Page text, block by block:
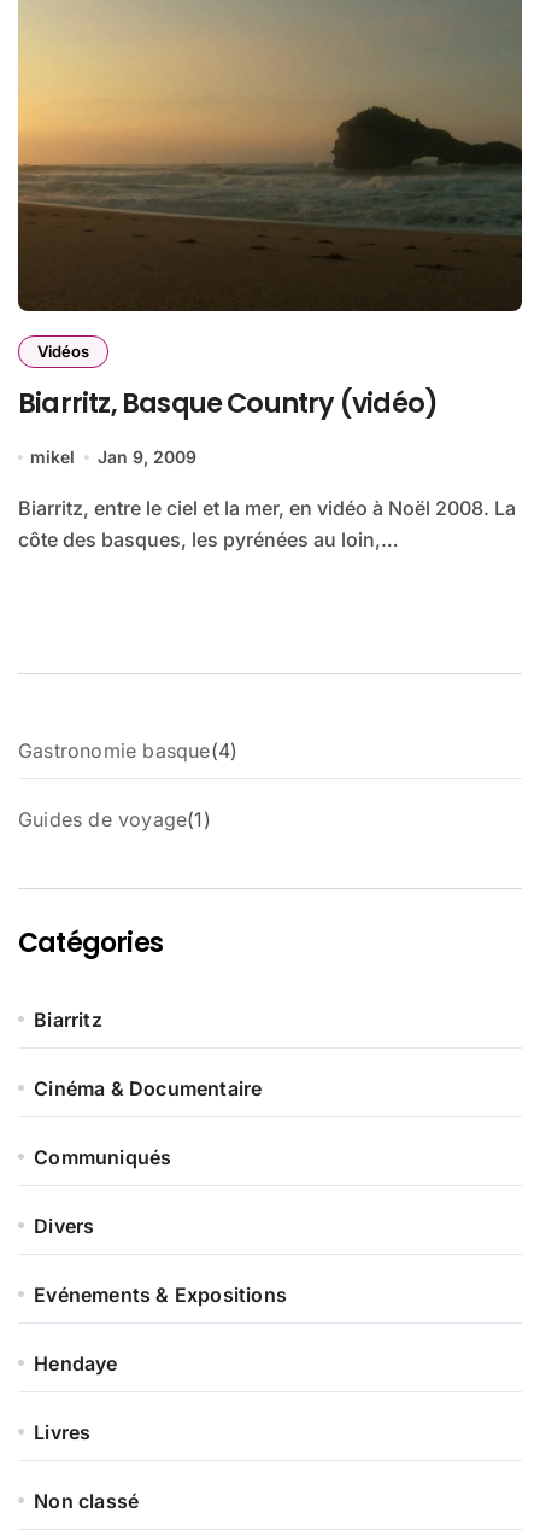
Vidéos
Biarritz, Basque Country (vidéo)
mikel Jan 9, 2009
Biarritz, entre le ciel et la mer, en vidéo à Noël 2008. La
côte des basques, les pyrénées au loin,…
Gastronomie basque 44
p
Guides de voyage 1 1
o
Catégories
Biarritz
Cinéma & Documentaire
Communiqués
Divers
Evénements & Expositions
Hendaye
Livres
Non classé